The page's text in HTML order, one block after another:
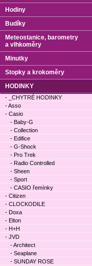
Hodiny
Budíky
Meteostanice, barometry
a vlhkoměry
Minutky
Stopky a krokoměry
HODINKY
- _CHYTRÉ HODINKY
- Asso
- Casio
- Baby-G
- Collection
- Edifice
- G-Shock
- Pro Trek
- Radio Controlled
- Sheen
- Sport
- CASIO řemínky
- Citizen
- CLOCKODILE
- Doxa
- Elton
- H+H
- JVD
- Architect
- Seaplane
- SUNDAY ROSE